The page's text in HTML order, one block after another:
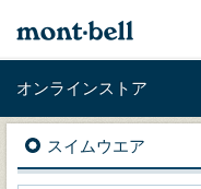
オンラインストア
スイムウエア